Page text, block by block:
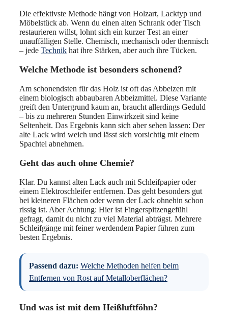
Die effektivste Methode hängt von Holzart, Lacktyp und
Möbelstück ab. Wenn du einen alten Schrank oder Tisch
restaurieren willst, lohnt sich ein kurzer Test an einer
unauffälligen Stelle. Chemisch, mechanisch oder thermisch
– jede Technik hat ihre Stärken, aber auch ihre Tücken.
Welche Methode ist besonders schonend?
Am schonendsten für das Holz ist oft das Abbeizen mit
einem biologisch abbaubaren Abbeizmittel. Diese Variante
greift den Untergrund kaum an, braucht allerdings Geduld
– bis zu mehreren Stunden Einwirkzeit sind keine
Seltenheit. Das Ergebnis kann sich aber sehen lassen: Der
alte Lack wird weich und lässt sich vorsichtig mit einem
Spachtel abnehmen.
Geht das auch ohne Chemie?
Klar. Du kannst alten Lack auch mit Schleifpapier oder
einem Elektroschleifer entfernen. Das geht besonders gut
bei kleineren Flächen oder wenn der Lack ohnehin schon
rissig ist. Aber Achtung: Hier ist Fingerspitzengefühl
gefragt, damit du nicht zu viel Material abträgst. Mehrere
Schleifgänge mit feiner werdendem Papier führen zum
besten Ergebnis.
Passend dazu: Welche Methoden helfen beim
Entfernen von Rost auf Metalloberflächen?
Und was ist mit dem Heißluftföhn?